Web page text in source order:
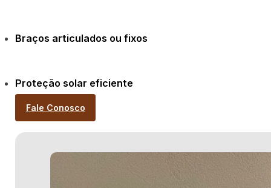
Braços articulados ou fixos
Proteção solar eficiente
Fale Conosco